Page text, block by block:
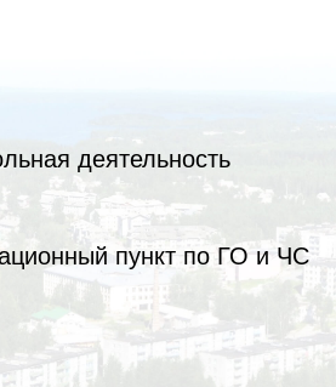
деятельность
пункт по ГО и ЧС